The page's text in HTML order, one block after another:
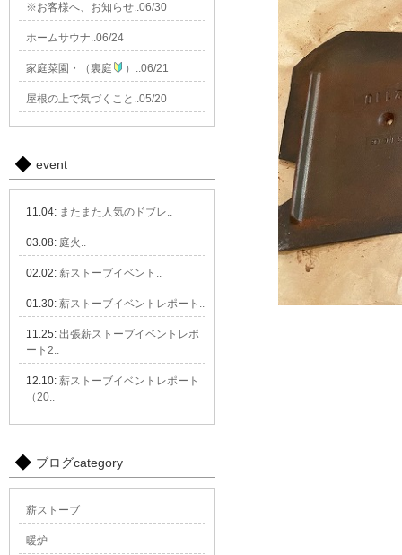
※お客様へ、お知らせ..06/30
ホームサウナ..06/24
家庭菜園・（裏庭 ）..06/21
屋根の上で気づくこと..05/20
event
11.04: またまた人気のドブレ..
03.08: 庭火..
02.02: 薪ストーブイベント..
01.30: 薪ストーブイベントレポート..
11.25: 出張薪ストーブイベントレポ
ート2..
12.10: 薪ストーブイベントレポート
（20..
ブログcategory
薪ストーブ
暖炉